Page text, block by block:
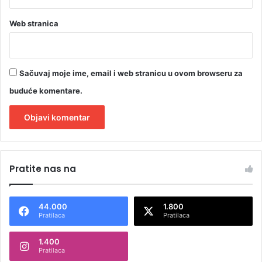
Web stranica
Sačuvaj moje ime, email i web stranicu u ovom browseru za
buduće komentare.
t
n
Pratite nas na
44.000
Pratilaca
1.800
Pratilaca
1.400
Pratilaca